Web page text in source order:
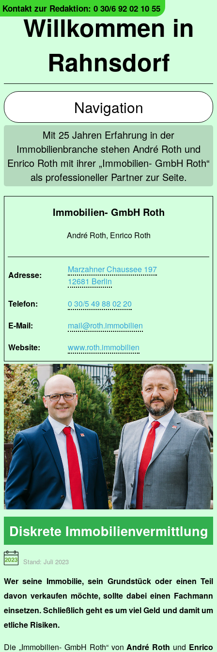
Willkommen in
Rahnsdorf
Kontakt zur Redaktion: 0 30/6 92 02 10 55
Navigation
Mit 25 Jahren Erfahrung in der
Immobilienbranche stehen André Roth und
Enrico Roth mit ihrer „Immobilien- GmbH Roth“
als professioneller Partner zur Seite.
Immobilien- GmbH Roth
André Roth, Enrico Roth
Adresse:
Marzahner Chaussee 197
12681 Berlin
Telefon:
0 30/5 49 88 02 20
E-Mail:
mail@roth.immobilien
Website:
www.roth.immobilien
Diskrete Immobilienvermittlung
Stand: Juli 2023
Wer seine Immobilie, sein Grundstück oder einen Teil
davon verkaufen möchte, sollte dabei einen Fachmann
einsetzen. Schließlich geht es um viel Geld und damit um
etliche Risiken.
Die „Immobilien- GmbH Roth“ vonAndré Roth und Enrico